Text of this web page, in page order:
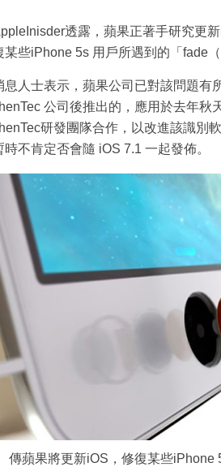
透露，蘋果正著手研究更
某些iPhone 5s 用戶所遇到的「fade
息人士表示，蘋果公司已對該問題有
公司後推出的，應用於去年秋
研發團隊合作，以改進該識別
時不肯定否會隨 iOS 7.1 一起發佈。
傳蘋果將更新iOS，修復某些iPhone